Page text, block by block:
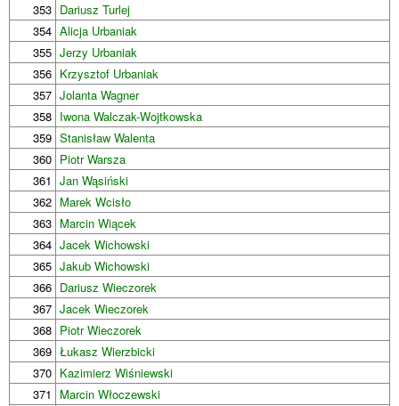
353 Dariusz Turlej
354 Alicja Urbaniak
355 Jerzy Urbaniak
356 Krzysztof Urbaniak
357 Jolanta Wagner
358 Iwona Walczak-Wojtkowska
359 Stanisław Walenta
360 Piotr Warsza
361 Jan Wąsiński
362 Marek Wcisło
363 Marcin Wiącek
364 Jacek Wichowski
365 Jakub Wichowski
366 Dariusz Wieczorek
367 Jacek Wieczorek
368 Piotr Wieczorek
369 Łukasz Wierzbicki
370 Kazimierz Wiśniewski
371
Marcin Włoczewski